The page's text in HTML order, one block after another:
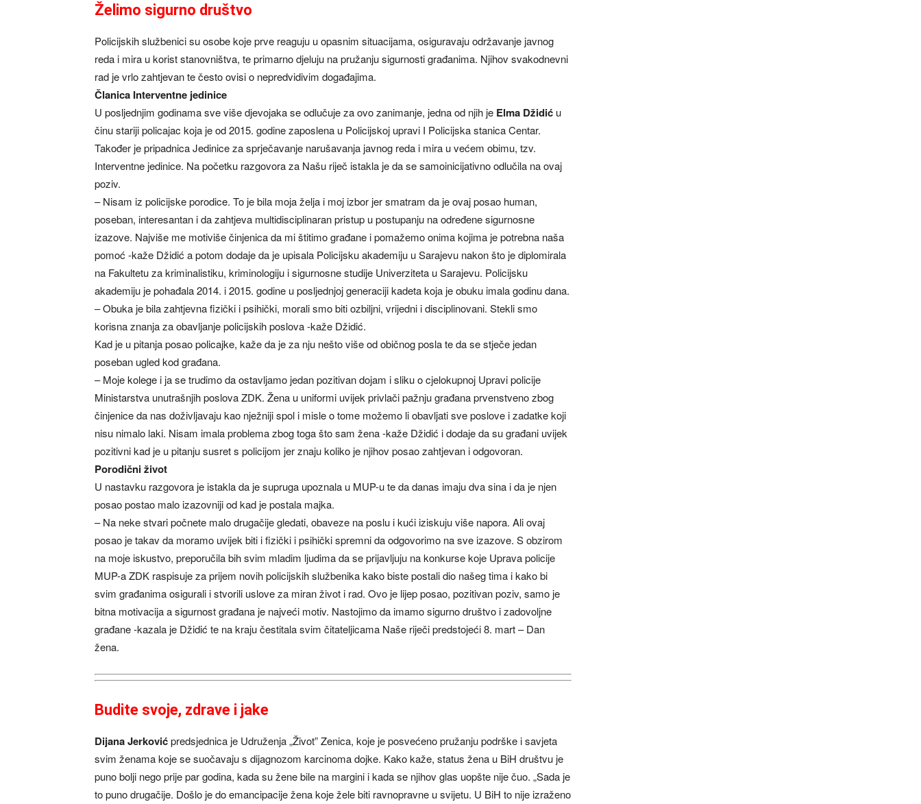
Želimo sigurno društvo
Policijskih službenici su osobe koje prve reaguju u opasnim situacijama, osiguravaju održavanje javnog
reda i mira u korist stanovništva, te primarno djeluju na pružanju sigurnosti građanima. Njihov svakodnevni
rad je vrlo zahtjevan te često ovisi o nepredvidivim događajima.
Članica Interventne jedinice
U posljednjim godinama sve više djevojaka se odlučuje za ovo zanimanje, jedna od njih je Elma Džidić u
činu stariji policajac koja je od 2015. godine zaposlena u Policijskoj upravi I Policijska stanica Centar.
Također je pripadnica Jedinice za sprječavanje narušavanja javnog reda i mira u većem obimu, tzv.
Interventne jedinice. Na početku razgovora za Našu riječ istakla je da se samoinicijativno odlučila na ovaj
poziv.
– Nisam iz policijske porodice. To je bila moja želja i moj izbor jer smatram da je ovaj posao human,
poseban, interesantan i da zahtjeva multidisciplinaran pristup u postupanju na određene sigurnosne
izazove. Najviše me motiviše činjenica da mi štitimo građane i pomažemo onima kojima je potrebna naša
pomoć -kaže Džidić a potom dodaje da je upisala Policijsku akademiju u Sarajevu nakon što je diplomirala
na Fakultetu za kriminalistiku, kriminologiju i sigurnosne studije Univerziteta u Sarajevu. Policijsku
akademiju je pohađala 2014. i 2015. godine u posljednjoj generaciji kadeta koja je obuku imala godinu dana.
– Obuka je bila zahtjevna fizički i psihički, morali smo biti ozbiljni, vrijedni i disciplinovani. Stekli smo
korisna znanja za obavljanje policijskih poslova -kaže Džidić.
Kad je u pitanja posao policajke, kaže da je za nju nešto više od običnog posla te da se stječe jedan
poseban ugled kod građana.
– Moje kolege i ja se trudimo da ostavljamo jedan pozitivan dojam i sliku o cjelokupnoj Upravi policije
Ministarstva unutrašnjih poslova ZDK. Žena u uniformi uvijek privlači pažnju građana prvenstveno zbog
činjenice da nas doživljavaju kao nježniji spol i misle o tome možemo li obavljati sve poslove i zadatke koji
nisu nimalo laki. Nisam imala problema zbog toga što sam žena -kaže Džidić i dodaje da su građani uvijek
pozitivni kad je u pitanju susret s policijom jer znaju koliko je njihov posao zahtjevan i odgovoran.
Porodični život
U nastavku razgovora je istakla da je supruga upoznala u MUP-u te da danas imaju dva sina i da je njen
posao postao malo izazovniji od kad je postala majka.
– Na neke stvari počnete malo drugačije gledati, obaveze na poslu i kući iziskuju više napora. Ali ovaj
posao je takav da moramo uvijek biti i fizički i psihički spremni da odgovorimo na sve izazove. S obzirom
na moje iskustvo, preporučila bih svim mladim ljudima da se prijavljuju na konkurse koje Uprava policije
MUP-a ZDK raspisuje za prijem novih policijskih službenika kako biste postali dio našeg tima i kako bi
svim građanima osigurali i stvorili uslove za miran život i rad. Ovo je lijep posao, pozitivan poziv, samo je
bitna motivacija a sigurnost građana je najveći motiv. Nastojimo da imamo sigurno društvo i zadovoljne
građane -kazala je Džidić te na kraju čestitala svim čitateljicama Naše riječi predstojeći 8. mart – Dan
žena.
Budite svoje, zdrave i jake
Dijana Jerkovićpredsjednica je Udruženja „Život” Zenica, koje je posvećeno pružanju podrške i savjeta
svim ženama koje se suočavaju s dijagnozom karcinoma dojke. Kako kaže, status žena u BiH društvu je
puno bolji nego prije par godina, kada su žene bile na margini i kada se njihov glas uopšte nije čuo. „Sada je
to puno drugačije. Došlo je do emancipacije žena koje žele biti ravnopravne u svijetu. U BiH to nije izraženo